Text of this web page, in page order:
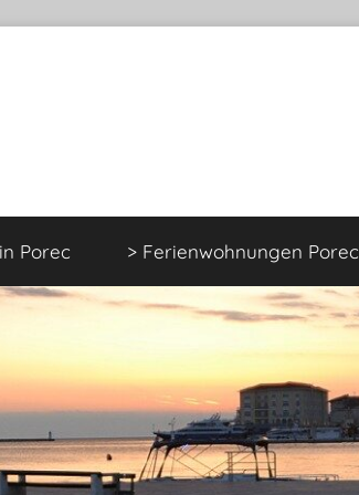
Porec > Ferienwohnungen Porec